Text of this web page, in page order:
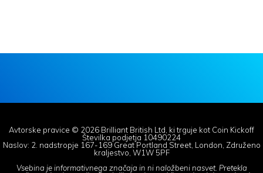
Avtorske pravice © 2026 Brilliant British Ltd, ki trguje kot Coin Kickoff
Številka podjetja 10490224
Naslov: 2. nadstropje 167-169 Great Portland Street, London, Združeno
kraljestvo, W1W 5PF
Vsebina je informativnega značaja in ni naložbeni nasvet. Pretekla